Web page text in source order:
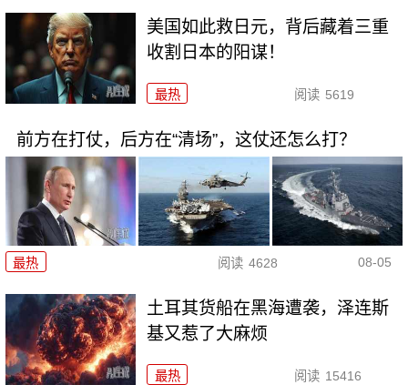
美国如此救日元，背后藏着三重
收割日本的阳谋！
最热 阅读 5619
前方在打仗，后方在“清场”，这仗还怎么打？
最热 阅读 4628 08-05
土耳其货船在黑海遭袭，泽连斯
基又惹了大麻烦
最热 阅读 15416